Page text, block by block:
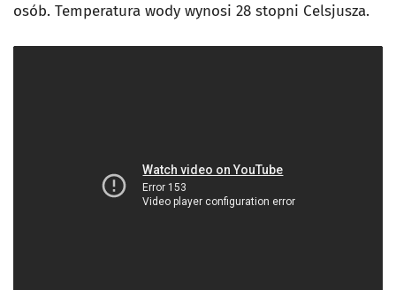
osób. Temperatura wody wynosi 28 stopni Celsjusza.